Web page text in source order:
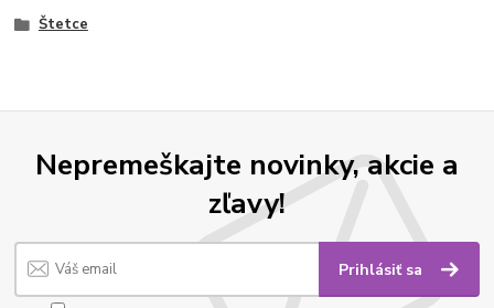
Štetce
Nepremeškajte novinky, akcie a
zľavy!
Prihlásiť sa